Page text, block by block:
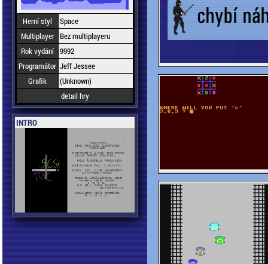
Herní styl
Space
Multiplayer Bez multiplayeru
Rok vydání 9992
Programátor Jeff Jessee
Grafik
(Unknown)
detail hry
INTRO